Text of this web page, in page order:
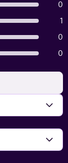
0
1
0
0